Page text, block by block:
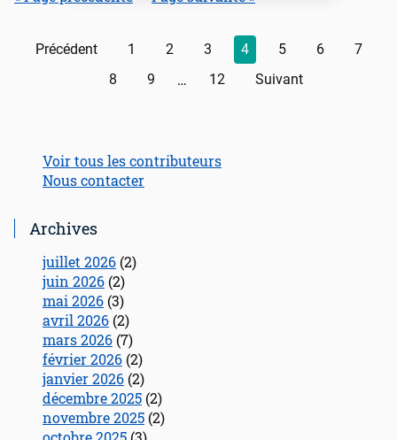
Précédent 1 2 3 4 5 6
7
8
9 … 12 Suivant
Voir tous les contributeurs
Nous contacter
Archives
juillet 2026 (2)
juin 2026 (2)
mai 2026 (3)
avril 2026 (2)
mars 2026 (7)
février 2026 (2)
janvier 2026 (2)
décembre 2025 (2)
novembre 2025 (2)